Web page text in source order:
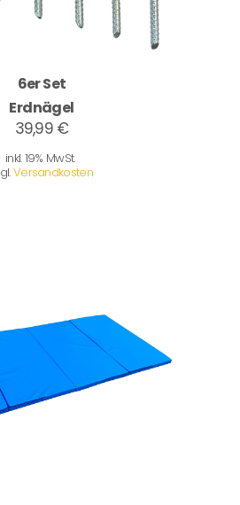
6er Set
Erdnägel
39,99 €
inkl. 19% MwSt.
Versandkosten